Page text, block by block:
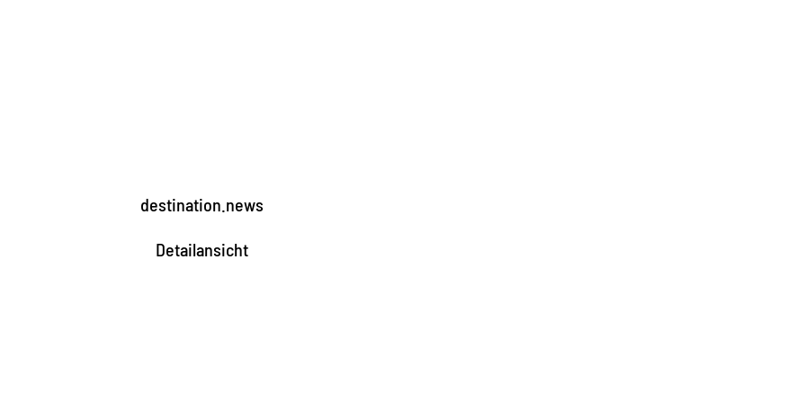
destination.news
Detailansicht